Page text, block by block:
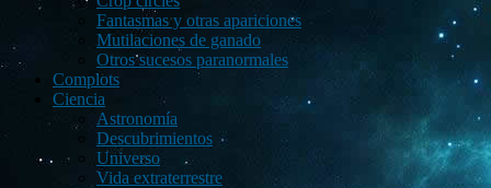
Fantasmas y otras apariciones
Mutilaciones de ganado
Otros sucesos paranormales
Complots
Ciencia
Astronomía
Descubrimientos
Universo
Vida extraterrestre